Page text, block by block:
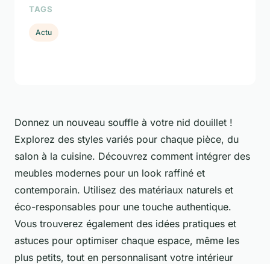
Donnez un nouveau souffle à votre nid douillet !
Explorez des styles variés pour chaque pièce, du
salon à la cuisine. Découvrez comment intégrer des
meubles modernes pour un look raffiné et
contemporain. Utilisez des matériaux naturels et
éco-responsables pour une touche authentique.
Vous trouverez également des idées pratiques et
astuces pour optimiser chaque espace, même les
plus petits, tout en personnalisant votre intérieur
TAGS
Actu